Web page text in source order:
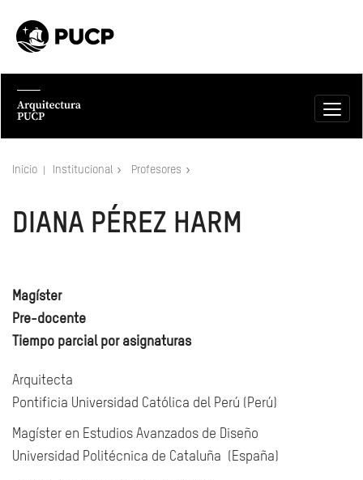
Inicio Institucional Profesores
DIANA PÉREZ HARM
Magíster
Pre-docente
Tiempo parcial por asignaturas
Arquitecta
Pontificia Universidad Católica del Perú (Perú)
Magíster en Estudios Avanzados de Diseño
Universidad Politécnica de Cataluña (España)